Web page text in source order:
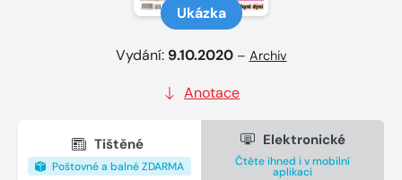
Ukázka
Vydání: 9.10.2020 – Archiv
Anotace
Tištěné
Poštovné a balné ZDARMA
Elektronické
Čtěte ihned i v mobilní
aplikaci